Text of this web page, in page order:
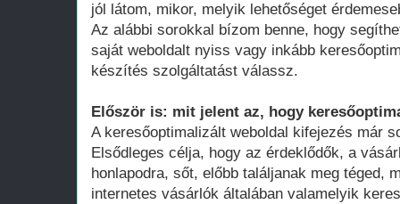
jól látom, mikor, melyik lehetőséget
Az alábbi sorokkal bízom benne, hogy
saját weboldalt nyiss vagy inkább
készítés szolgáltatást válassz.
Először is: mit jelent az, hogy
A keresőoptimalizált weboldal kifejezés már
Elsődleges célja, hogy az érdeklődők, a
honlapodra, sőt, előbb találjanak meg téged,
internetes vásárlók általában valamelyik